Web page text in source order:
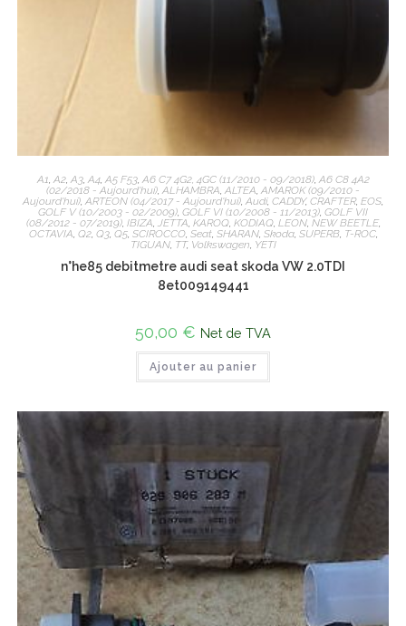
A1, A2, A3, A4, A5 F53, A6 C7 4G2, 4GC (11/2010 - 09/2018), A6 C8 4A2
(02/2018 - Aujourd'hui), ALHAMBRA, ALTEA, AMAROK (09/2010 -
Aujourd'hui), ARTEON (04/2017 - Aujourd'hui), Audi, CADDY, CRAFTER, EOS,
GOLF V (10/2003 - 02/2009), GOLF VI (10/2008 - 11/2013), GOLF VII
(08/2012 - 07/2019), IBIZA, JETTA, KAROQ, KODIAQ, LEON, NEW BEETLE,
OCTAVIA, Q2, Q3, Q5, SCIROCCO, Seat, SHARAN, Skoda, SUPERB, T-ROC,
TIGUAN, TT, Volkswagen, YETI
n°he85 debitmetre audi seat skoda VW 2.0TDI
8et009149441
50,00 € Net de TVA
Ajouter au panier